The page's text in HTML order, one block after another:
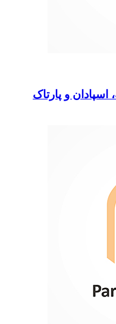
و پارتاک